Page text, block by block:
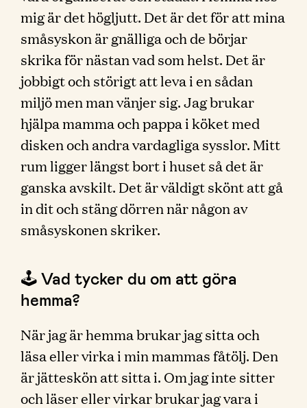
mig är det högljutt. Det är det för att mina
småsyskon är gnälliga och de börjar
skrika för nästan vad som helst. Det är
jobbigt och störigt att leva i en sådan
miljö men man vänjer sig. Jag brukar
hjälpa mamma och pappa i köket med
disken och andra vardagliga sysslor. Mitt
rum ligger längst bort i huset så det är
ganska avskilt. Det är väldigt skönt att gå
in dit och stäng dörren när någon av
småsyskonen skriker.
🕹 Vad tycker du om att göra
hemma?
När jag är hemma brukar jag sitta och
läsa eller virka i min mammas fåtölj. Den
är jätteskön att sitta i. Om jag inte sitter
och läser eller virkar brukar jag vara i